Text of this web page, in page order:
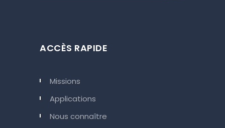
ACCÈS RAPIDE
Missions
Applications
Nous connaître